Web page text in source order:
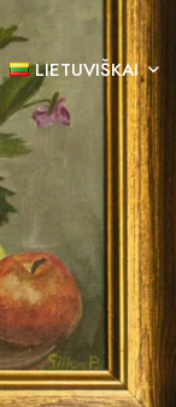
LIETUVIŠKAI